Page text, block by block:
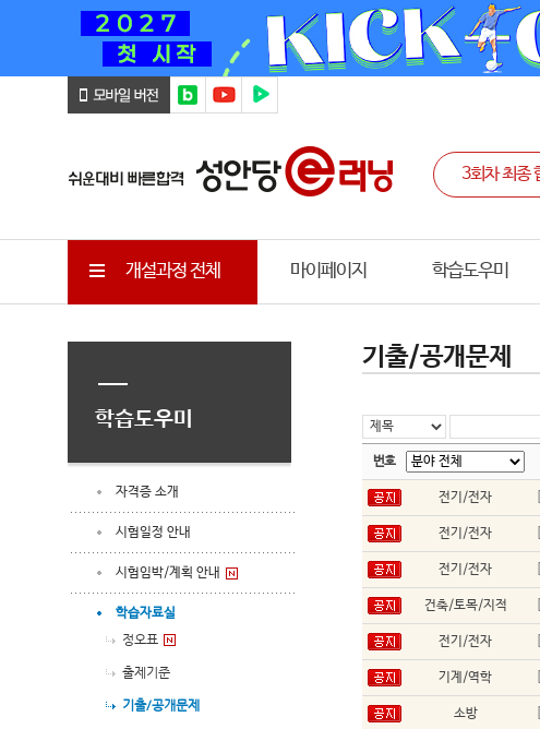
개설과정 전체 마이페이지 학습도우미
학습도우미
자격증 소개
시험일정 안내
시험임박/계획 안내
학습자료실
정오표
출제기준
기출/공개문제
기출/공개문제
번호
전기/전자
전기/전자
전기/전자
건축/토목/지적
전기/전자
기계/역학
소방